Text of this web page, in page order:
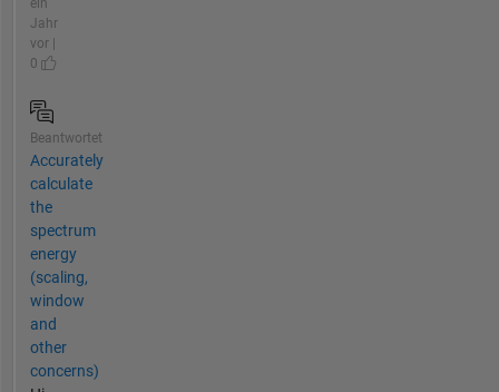
ein
Jahr
vor |
0
Beantwortet
Accurately
calculate
the
spectrum
energy
(scaling,
window
and
other
concerns)